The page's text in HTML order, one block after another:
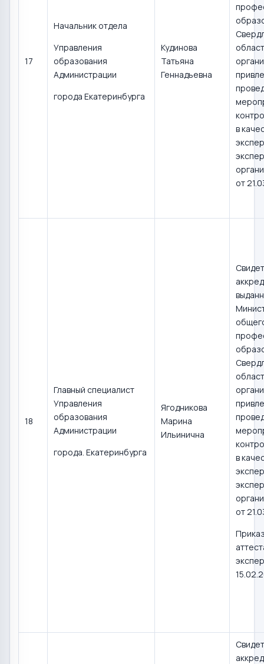
17
Начальник отдела
Управления
образования
Администрации
города Екатеринбурга
Кудинова
Татьяна
Геннадьевна
в
от
18
Главный специалист
Управления
образования
Администрации
города. Екатеринбурга
Ягодникова
Марина
Ильинична
в
от